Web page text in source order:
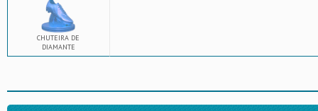
CHUTEIRA DE
DIAMANTE